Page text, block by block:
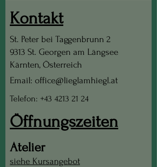
Kontakt
St. Peter bei Taggenbrunn 2
9313 St. Georgen am Längsee
Kärnten, Österreich
Email: office@lieglamhiegl.at
Telefon: +43 4213 21 24
Öffnungszeiten
Atelier
siehe Kursangebot